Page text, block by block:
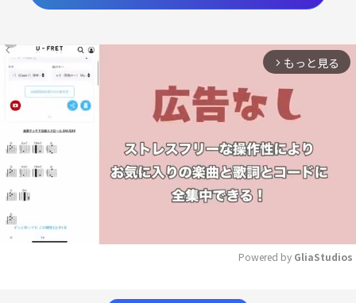
arrow_forward_ios もっと見る
Powered by GliaStudios